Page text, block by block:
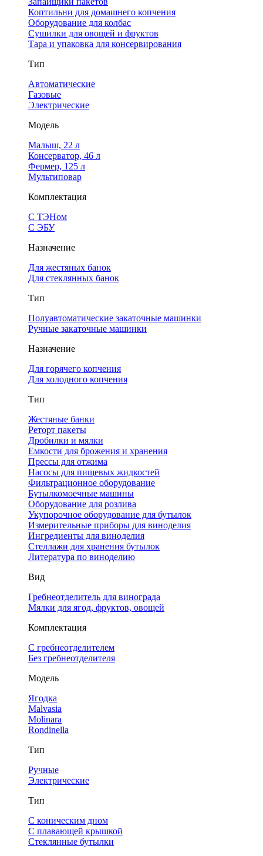
Коптильни для домашнего копчения
Оборудование для колбас
Сушилки для овощей и фруктов
Тара и упаковка для консервирования
Тип
Автоматические
Газовые
Электрические
Модель
Малыш, 22 л
Консерватор, 46 л
Фермер, 125 л
Мультиповар
Комплектация
С ТЭНом
С ЭБУ
Назначение
Для жестяных банок
Для стеклянных банок
Тип
Полуавтоматические закаточные машинки
Ручные закаточные машинки
Назначение
Для горячего копчения
Для холодного копчения
Тип
Жестяные банки
Реторт пакеты
Дробилки и мялки
Емкости для брожения и хранения
Прессы для отжима
Насосы для пищевых жидкостей
Фильтрационное оборудование
Бутылкомоечные машины
Оборудование для розлива
Укупорочное оборудование для бутылок
Измерительные приборы для виноделия
Ингредиенты для виноделия
Стеллажи для хранения бутылок
Литература по виноделию
Вид
Гребнеотделитель для винограда
Мялки для ягод, фруктов, овощей
Комплектация
С гребнеотделителем
Без гребнеотделителя
Модель
Ягодка
Malvasia
Molinara
Rondinella
Тип
Ручные
Электрические
Тип
С коническим дном
С плавающей крышкой
Стеклянные бутылки